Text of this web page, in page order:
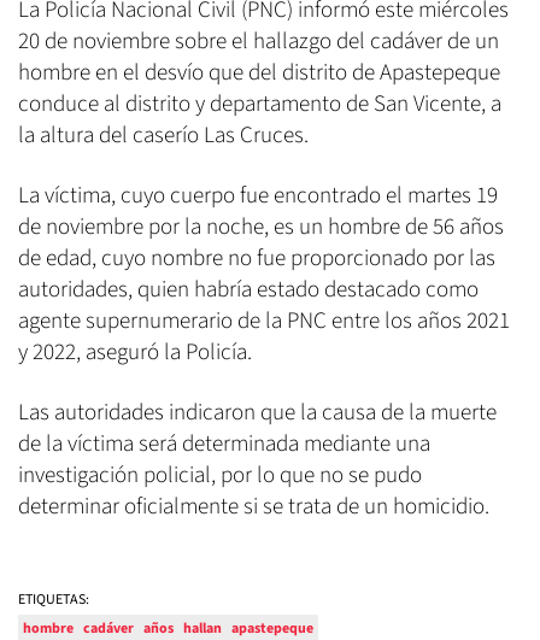
La Policía Nacional Civil (PNC) informó este miércoles
20 de noviembre sobre el hallazgo del cadáver de un
hombre en el desvío que del distrito de Apastepeque
conduce al distrito y departamento de San Vicente, a
la altura del caserío Las Cruces.
La víctima, cuyo cuerpo fue encontrado el martes 19
de noviembre por la noche, es un hombre de 56 años
de edad, cuyo nombre no fue proporcionado por las
autoridades, quien habría estado destacado como
agente supernumerario de la PNC entre los años 2021
y 2022, aseguró la Policía.
Las autoridades indicaron que la causa de la muerte
de la víctima será determinada mediante una
investigación policial, por lo que no se pudo
determinar oficialmente si se trata de un homicidio.
ETIQUETAS:
hombre cadáver años hallan apastepeque